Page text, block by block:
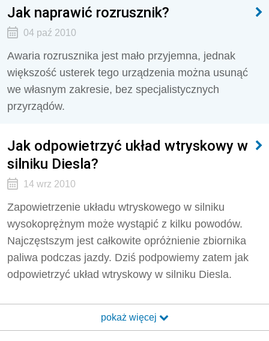
Jak naprawić rozrusznik?
04 paź 2010
Awaria rozrusznika jest mało przyjemna, jednak
większość usterek tego urządzenia można usunąć
we własnym zakresie, bez specjalistycznych
przyrządów.
Jak odpowietrzyć układ wtryskowy w
silniku Diesla?
14 wrz 2010
Zapowietrzenie układu wtryskowego w silniku
wysokoprężnym może wystąpić z kilku powodów.
Najczęstszym jest całkowite opróżnienie zbiornika
paliwa podczas jazdy. Dziś podpowiemy zatem jak
odpowietrzyć układ wtryskowy w silniku Diesla.
pokaż więcej